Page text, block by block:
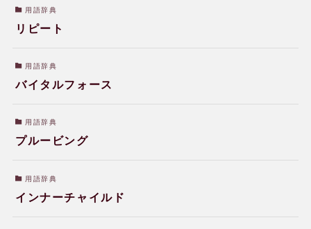
用語辞典
リピート
用語辞典
バイタルフォース
用語辞典
プルービング
用語辞典
インナーチャイルド